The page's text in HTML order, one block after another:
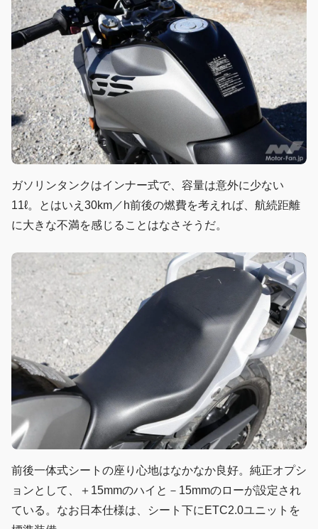
ガソリンタンクはインナー式で、容量は意外に少ない
11ℓ。とはいえ30km／h前後の燃費を考えれば、航続距離
に大きな不満を感じることはなさそうだ。
前後一体式シートの座り心地はなかなか良好。純正オプシ
ョンとして、＋15mmのハイと－15mmのローが設定され
ている。なお日本仕様は、シート下にETC2.0ユニットを